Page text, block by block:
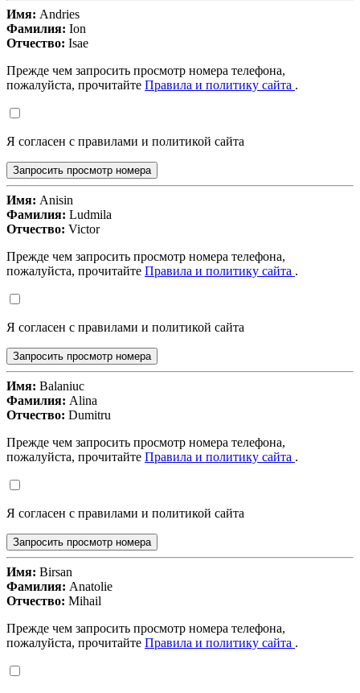
Имя: Andries
Фамилия: Ion
Отчество: Isae
Прежде чем запросить просмотр номера телефона,
пожалуйста, прочитайте Правила и политику сайта .
Я согласен с правилами и политикой сайта
Запросить просмотр номера
Имя: Anisin
Фамилия: Ludmila
Отчество: Victor
Прежде чем запросить просмотр номера телефона,
пожалуйста, прочитайте Правила и политику сайта .
Я согласен с правилами и политикой сайта
Запросить просмотр номера
Имя: Balaniuc
Фамилия: Alina
Отчество: Dumitru
Прежде чем запросить просмотр номера телефона,
пожалуйста, прочитайте Правила и политику сайта .
Я согласен с правилами и политикой сайта
Запросить просмотр номера
Имя: Birsan
Фамилия: Anatolie
Отчество: Mihail
Прежде чем запросить просмотр номера телефона,
пожалуйста, прочитайте Правила и политику сайта .